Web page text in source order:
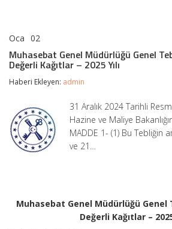
Oca 02
Müdürlüğü
Genel
Tebliği
Değerli
Kağıtlar
–
Muhasebat Genel Müdürlüğü Genel
Değerli Kağıtlar – 2025 Yılı
Haberi Ekleyen: admin
31 Aralık 2024 Tarihli
Hazine ve Maliye
MADDE 1- (1) Bu Tebliğin
ve 21…
Muhasebat Genel Müdürlüğü Genel
Değerli Kağıtlar – 2025